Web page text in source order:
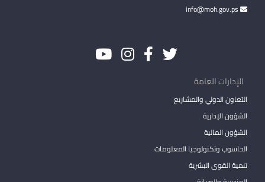
الإدارات العامة
التعاون الدولي والمشاريع
الشؤون الإدارية
الشؤون المالية
الحاسوب وتكنولوجيا المعلومات
تنمية القوى البشرية